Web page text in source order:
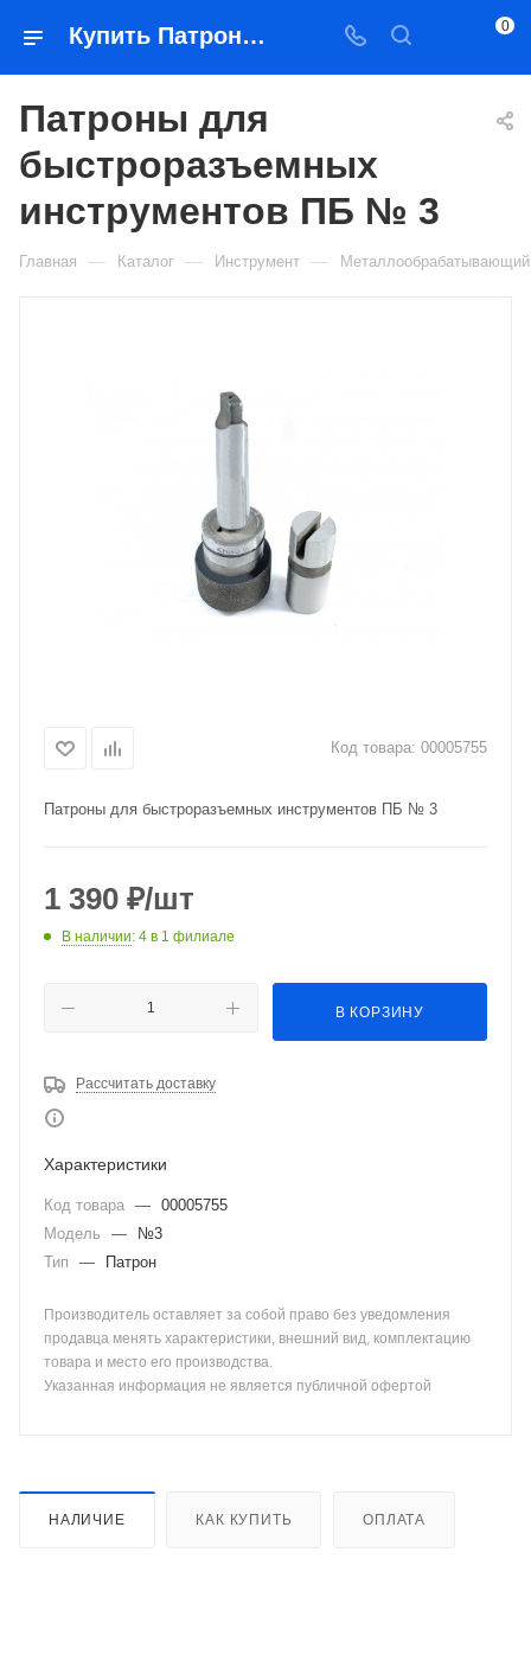
Купить Патроны для быстроразъемных инструментов ПБ № 3 в Якутске — цена, характеристики, подбор | Востоктехторг 0
Патроны для
быстроразъемных
инструментов ПБ № 3
Главная — Каталог — Инструмент — Металлообрабатывающий
Код товара: 00005755
Патроны для быстроразъемных инструментов ПБ № 3
1 390 ₽/шт
В наличии: 4 в 1 филиале
В КОРЗИНУ
Рассчитать доставку
Характеристики
Код товара — 00005755
Модель
—
№3
Тип
— Патрон
Производитель оставляет за собой право без уведомления
продавца менять характеристики, внешний вид, комплектацию
товара и место его производства.
Указанная информация не является публичной офертой
НАЛИЧИЕ КАК КУПИТЬ ОПЛАТА